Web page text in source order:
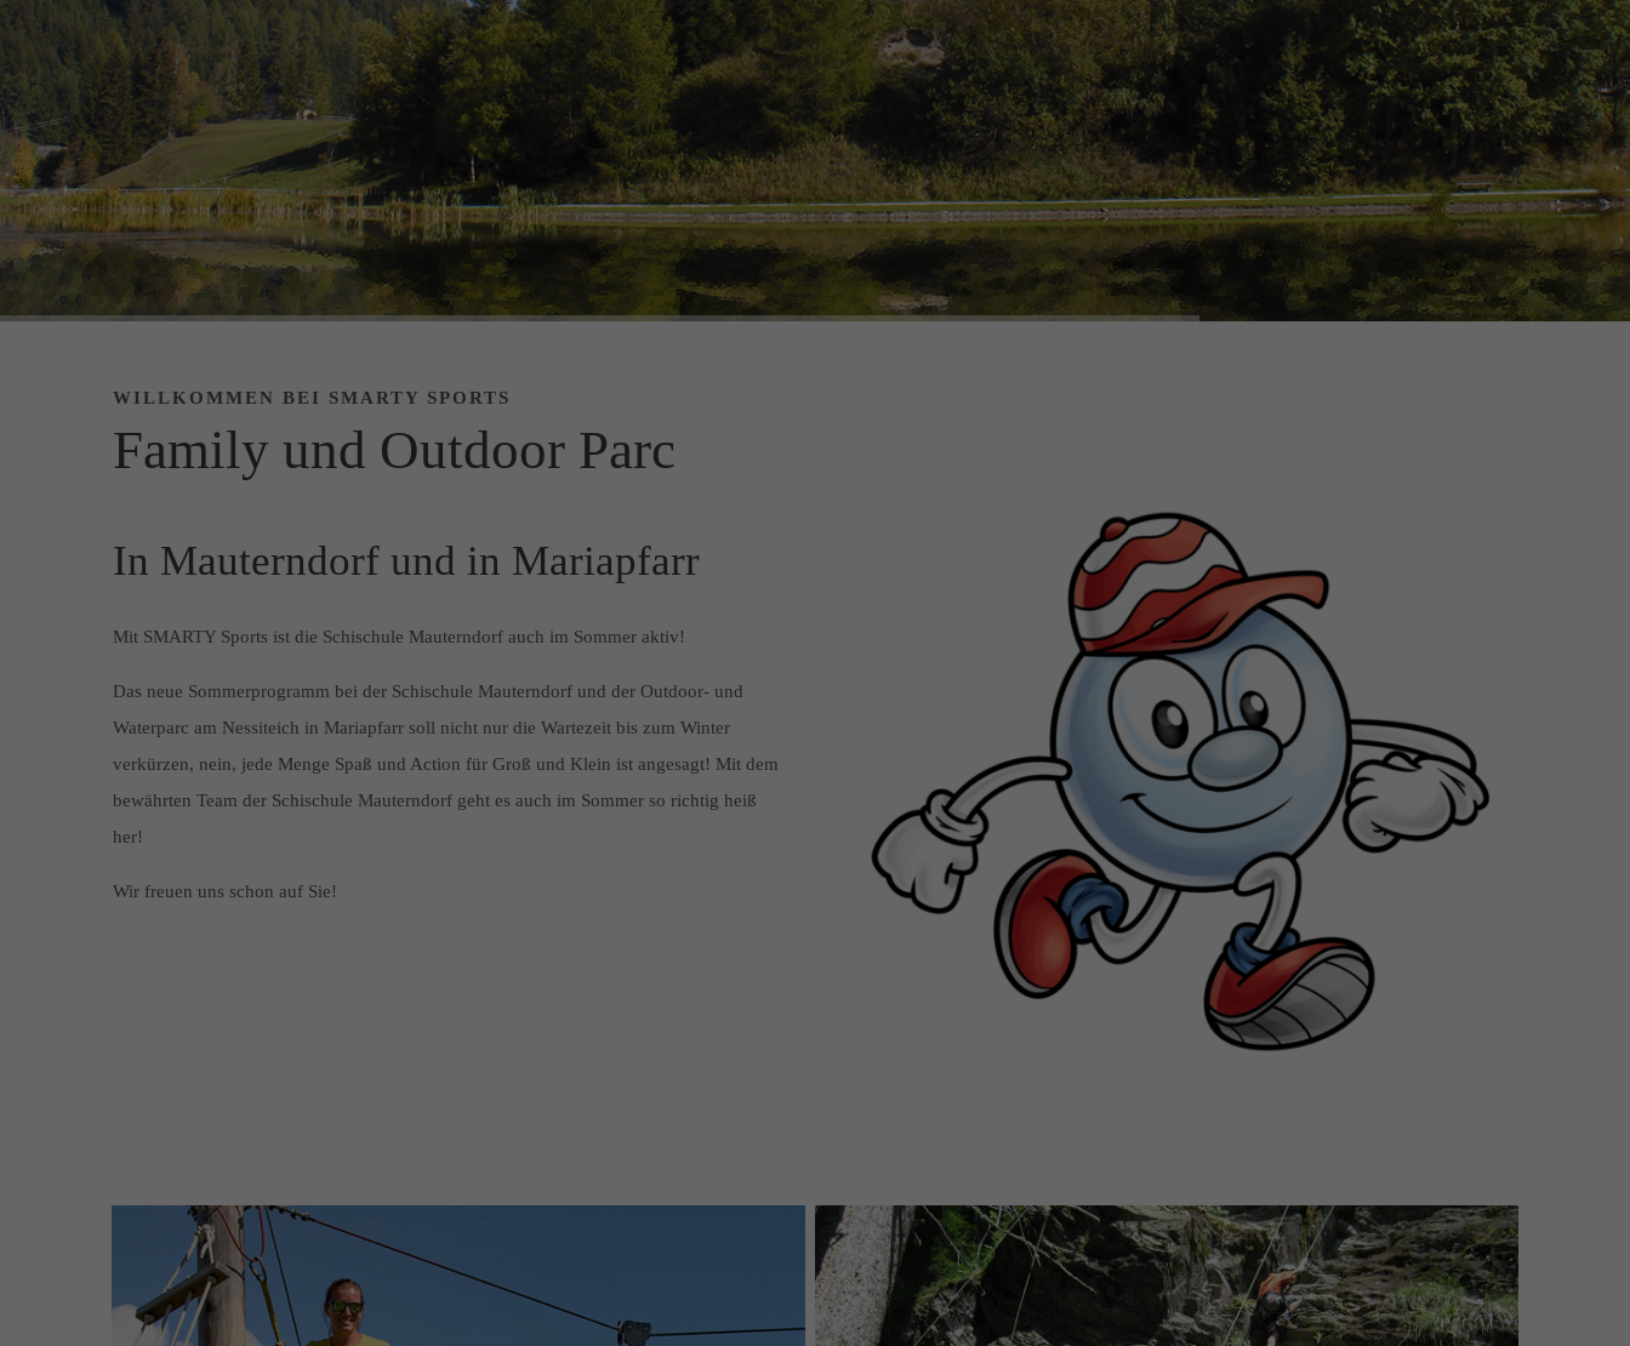
WILLKOMMEN BEI SMARTY SPORTS
Family und Outdoor Parc
In Mauterndorf und in Mariapfarr
Mit SMARTY Sports ist die Schischule Mauterndorf auch im Sommer aktiv!
Das neue Sommerprogramm bei der Schischule Mauterndorf und der Outdoor- und
Waterparc am Nessiteich in Mariapfarr soll nicht nur die Wartezeit bis zum Winter
verkürzen, nein, jede Menge Spaß und Action für Groß und Klein ist angesagt! Mit dem
bewährten Team der Schischule Mauterndorf geht es auch im Sommer so richtig heiß
her!
Wir freuen uns schon auf Sie!